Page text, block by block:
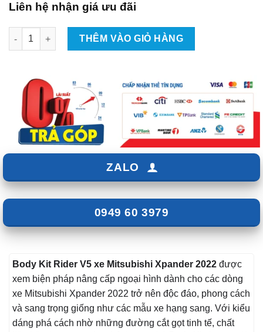
Liên hệ nhận giá ưu đãi
Độ Body Kit Rider V5 Cho Mitsubishi Xpander 2022 Tại
THÊM VÀO GIỎ HÀNG
ZALO
0949 60 3979
Body Kit Rider V5 xe Mitsubishi Xpander 2022 được
xem biện pháp nâng cấp ngoại hình dành cho các dòng
xe Mitsubishi Xpander 2022 trở nên độc đáo, phong cách
và sang trọng giống như các mẫu xe hạng sang. Với kiểu
dáng phá cách nhờ những đường cắt gọt tinh tế, chất